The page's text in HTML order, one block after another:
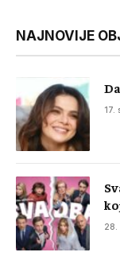
NAJNOVIJE
17.
28.